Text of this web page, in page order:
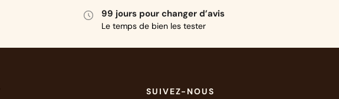
99 jours pour changer d’avis
Le temps de bien les tester
SUIVEZ-NOUS